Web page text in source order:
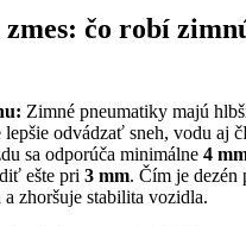
zmes: čo robí
Zimné pneumatiky majú
lepšie odvádzať sneh, vodu aj
sa odporúča minimálne 4
ešte pri 3 mm. Čím je dezén
a zhoršuje stabilita vozidla.